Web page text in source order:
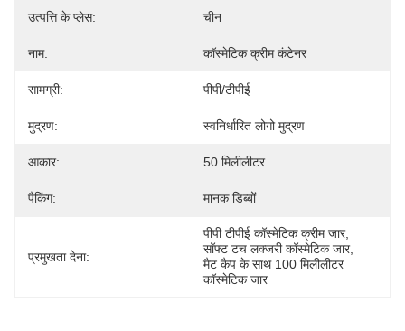
उत्पत्ति के प्लेस: चीन
नाम: कॉस्मेटिक क्रीम कंटेनर
सामग्री: पीपी/टीपीई
मुद्रण: स्वनिर्धारित लोगो मुद्रण
आकार: 50 मिलीलीटर
पैकिंग: मानक डिब्बों
प्रमुखता देना:
पीपी टीपीई कॉस्मेटिक क्रीम जार,
सॉफ्ट टच लक्जरी कॉस्मेटिक जार,
मैट कैप के साथ 100 मिलीलीटर
कॉस्मेटिक जार